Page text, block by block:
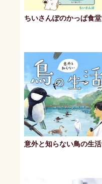
ちいさんぽのかっぱ食堂
意外と知らない鳥の生活